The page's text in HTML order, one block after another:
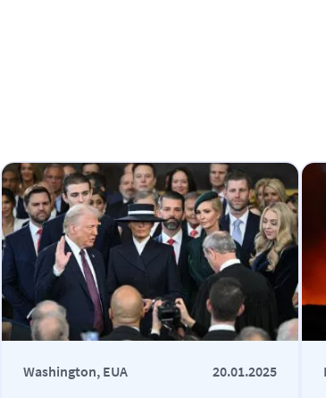
Washington, EUA 20.01.2025